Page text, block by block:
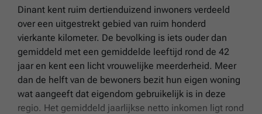
Dinant kent ruim dertienduizend inwoners verdeeld
over een uitgestrekt gebied van ruim honderd
vierkante kilometer. De bevolking is iets ouder dan
gemiddeld met een gemiddelde leeftijd rond de 42
jaar en kent een licht vrouwelijke meerderheid. Meer
dan de helft van de bewoners bezit hun eigen woning
wat aangeeft dat eigendom gebruikelijk is in deze
regio. Het gemiddeld jaarlijkse netto inkomen ligt rond